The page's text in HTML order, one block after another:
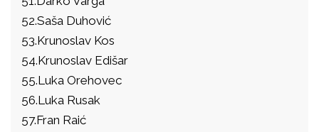
52.Saša Duhović
53.Krunoslav Kos
54.Krunoslav Edišar
55.Luka Orehovec
56.Luka Rusak
57.Fran Raić